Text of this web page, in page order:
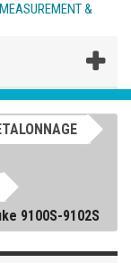
&
9100S-9102S